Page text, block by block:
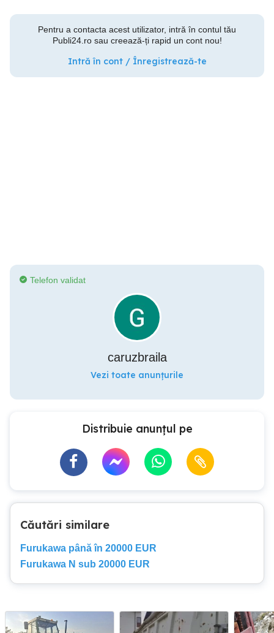
Pentru a contacta acest utilizator, intră în contul tău
Publi24.ro sau creează-ți rapid un cont nou!
Intră în cont / Înregistrează-te
Telefon validat
caruzbraila
Vezi toate anunțurile
Distribuie anunțul pe
Căutări similare
Furukawa până în 20000 EUR
Furukawa N sub 20000 EUR